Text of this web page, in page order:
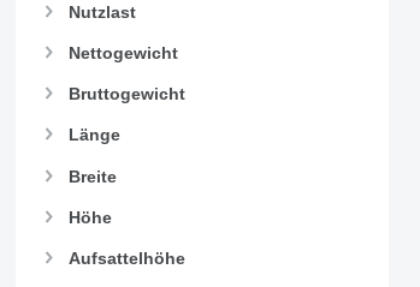
Nutzlast
Nettogewicht
Bruttogewicht
Länge
Breite
Höhe
Aufsattelhöhe